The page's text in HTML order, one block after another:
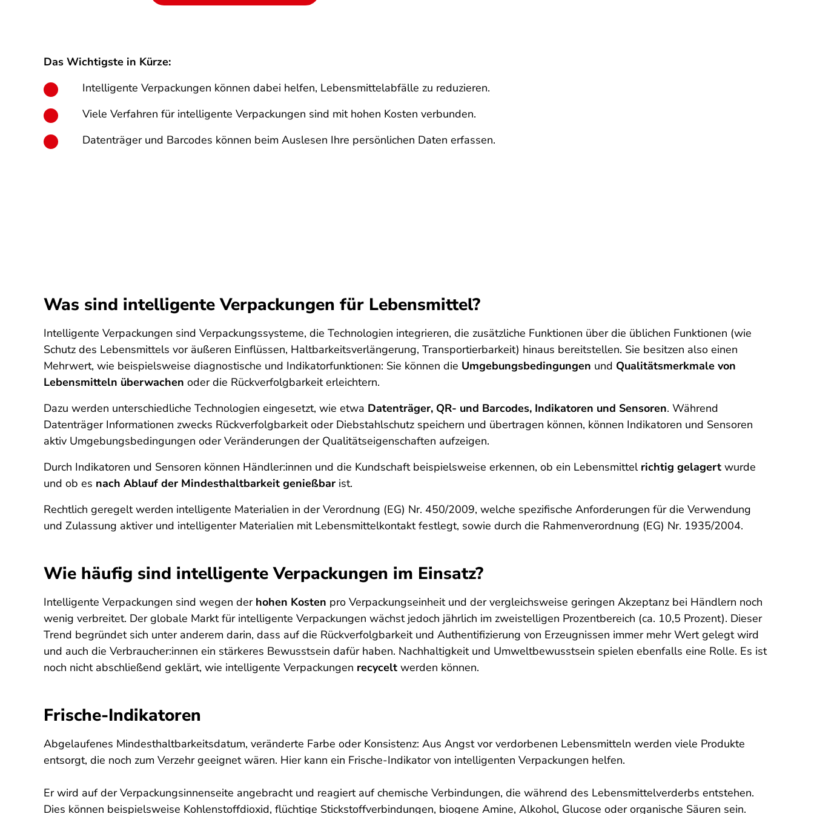
Das Wichtigste in Kürze:
Intelligente Verpackungen können dabei helfen, Lebensmittelabfälle zu reduzieren.
Viele Verfahren für intelligente Verpackungen sind mit hohen Kosten verbunden.
Datenträger und Barcodes können beim Auslesen Ihre persönlichen Daten erfassen.
Was sind intelligente Verpackungen für Lebensmittel?
Intelligente Verpackungen sind Verpackungssysteme, die Technologien integrieren, die zusätzliche Funktionen über die üblichen Funktionen (wie
Schutz des Lebensmittels vor äußeren Einflüssen, Haltbarkeitsverlängerung, Transportierbarkeit) hinaus bereitstellen. Sie besitzen also einen
Mehrwert, wie beispielsweise diagnostische und Indikatorfunktionen: Sie können die Umgebungsbedingungen und Qualitätsmerkmale von
Lebensmitteln überwachen oder die Rückverfolgbarkeit erleichtern.
Dazu werden unterschiedliche Technologien eingesetzt, wie etwa Datenträger, QR- und Barcodes, Indikatoren und Sensoren. Während
Datenträger Informationen zwecks Rückverfolgbarkeit oder Diebstahlschutz speichern und übertragen können, können Indikatoren und Sensoren
aktiv Umgebungsbedingungen oder Veränderungen der Qualitätseigenschaften aufzeigen.
Durch Indikatoren und Sensoren können Händler:innen und die Kundschaft beispielsweise erkennen, ob ein Lebensmittel richtig gelagert wurde
und ob es nach Ablauf der Mindesthaltbarkeit genießbar ist.
Rechtlich geregelt werden intelligente Materialien in der Verordnung (EG) Nr. 450/2009, welche spezifische Anforderungen für die Verwendung
und Zulassung aktiver und intelligenter Materialien mit Lebensmittelkontakt festlegt, sowie durch die Rahmenverordnung (EG) Nr. 1935/2004.
Wie häufig sind intelligente Verpackungen im Einsatz?
Intelligente Verpackungen sind wegen der hohen Kosten pro Verpackungseinheit und der vergleichsweise geringen Akzeptanz bei Händlern noch
wenig verbreitet. Der globale Markt für intelligente Verpackungen wächst jedoch jährlich im zweistelligen Prozentbereich (ca. 10,5 Prozent). Dieser
Trend begründet sich unter anderem darin, dass auf die Rückverfolgbarkeit und Authentifizierung von Erzeugnissen immer mehr Wert gelegt wird
und auch die Verbraucher:innen ein stärkeres Bewusstsein dafür haben. Nachhaltigkeit und Umweltbewusstsein spielen ebenfalls eine Rolle. Es ist
noch nicht abschließend geklärt, wie intelligente Verpackungen recycelt werden können.
Frische-Indikatoren
Abgelaufenes Mindesthaltbarkeitsdatum, veränderte Farbe oder Konsistenz: Aus Angst vor verdorbenen Lebensmitteln werden viele Produkte
entsorgt, die noch zum Verzehr geeignet wären. Hier kann ein Frische-Indikator von intelligenten Verpackungen helfen.
Er wird auf der Verpackungsinnenseite angebracht und reagiert auf chemische Verbindungen, die während des Lebensmittelverderbs entstehen.
Dies können beispielsweise Kohlenstoffdioxid, flüchtige Stickstoffverbindungen, biogene Amine, Alkohol, Glucose oder organische Säuren sein.